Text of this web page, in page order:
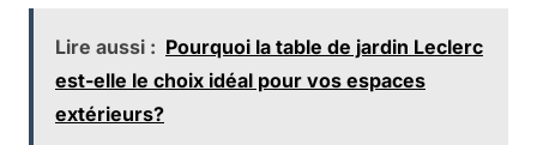
Lire aussi : Pourquoi la table de jardin Leclerc
est-elle le choix idéal pour vos espaces
extérieurs?